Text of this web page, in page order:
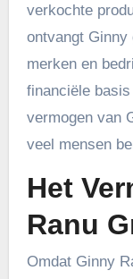
verkochte
ontvangt Ginny
merken en
financiële
vermogen van
veel mensen
Het
Ranu
Omdat Ginny